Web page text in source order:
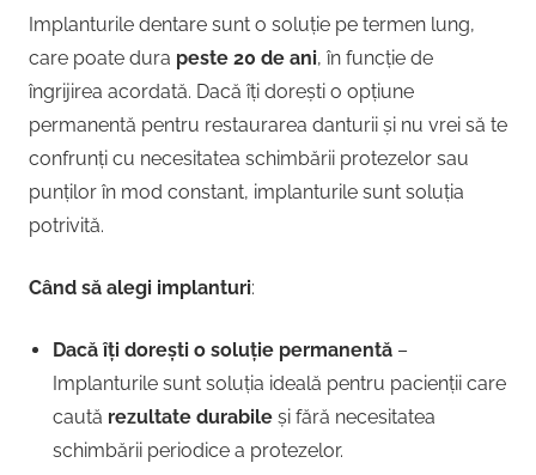
Implanturile dentare sunt o soluție pe termen lung,
care poate dura peste 20 de ani, în funcție de
îngrijirea acordată. Dacă îți dorești o opțiune
permanentă pentru restaurarea danturii și nu vrei să te
confrunți cu necesitatea schimbării protezelor sau
punților în mod constant, implanturile sunt soluția
potrivită.
Când să alegi implanturi:
Dacă îți dorești o soluție permanentă –
Implanturile sunt soluția ideală pentru pacienții care
caută rezultate durabile și fără necesitatea
schimbării periodice a protezelor.